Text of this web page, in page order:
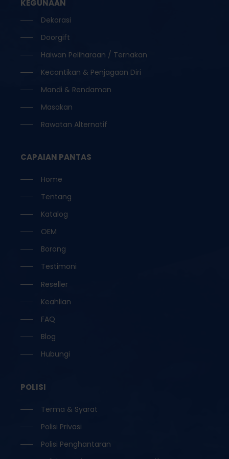
KEGUNAAN
Dekorasi
Doorgift
Haiwan Peliharaan / Ternakan
Kecantikan & Penjagaan Diri
Mandi & Rendaman
Masakan
Rawatan Alternatif
CAPAIAN PANTAS
Home
Tentang
Katalog
OEM
Borong
Testimoni
Reseller
Keahlian
FAQ
Blog
Hubungi
POLISI
Terma & Syarat
Polisi Privasi
Polisi Penghantaran